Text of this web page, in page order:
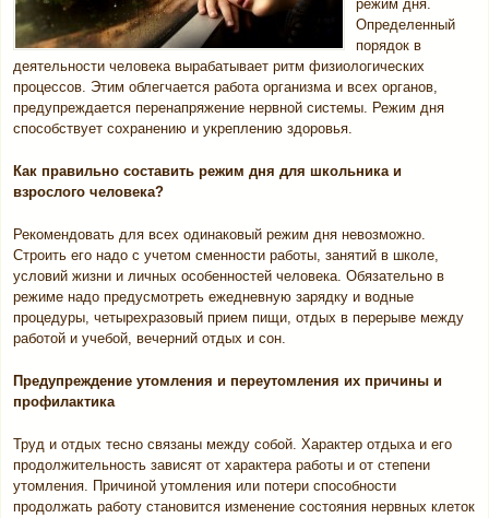
режим дня.
Определенный
порядок в
деятельности человека вырабатывает ритм физиологических
процессов. Этим облегчается работа организма и всех органов,
предупреждается перенапряжение нервной системы. Режим дня
способствует сохранению и укреплению здоровья.
Как правильно составить режим дня для школьника и
взрослого человека?
Рекомендовать для всех одинаковый режим дня невозможно.
Строить его надо с учетом сменности работы, занятий в школе,
условий жизни и личных особенностей человека. Обязательно в
режиме надо предусмотреть ежедневную зарядку и водные
процедуры, четырехразовый прием пищи, отдых в перерыве между
работой и учебой, вечерний отдых и сон.
Предупреждение утомления и переутомления их причины и
профилактика
Труд и отдых тесно связаны между собой. Характер отдыха и его
продолжительность зависят от характера работы и от степени
утомления. Причиной утомления или потери способности
продолжать работу становится изменение состояния нервных клеток